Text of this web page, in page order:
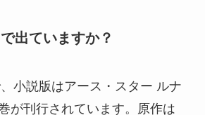
出ていますか？
小説版はアース・スター ルナ
が刊行されています。原作は